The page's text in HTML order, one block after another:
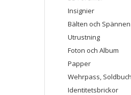
Insignier
Bälten och Spännen
Utrustning
Foton och Album
Papper
Wehrpass,
Identitetsbrickor